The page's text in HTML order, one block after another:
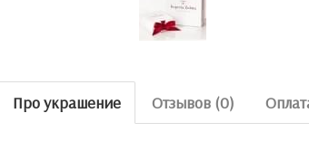
Про украшение Отзывов (0)